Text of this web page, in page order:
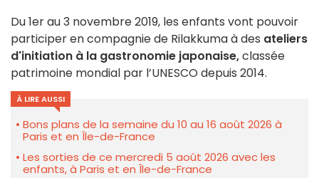
Du 1er au 3 novembre 2019, les enfants vont pouvoir
participer en compagnie de Rilakkuma à des ateliers
d'initiation à la gastronomie japonaise,classée
patrimoine mondial par l’UNESCO depuis 2014.
À LIRE AUSSI
Bons plans de la semaine du 10 au 16 août 2026 à
Paris et en Île-de-France
Les sorties de ce mercredi 5 août 2026 avec les
enfants, à Paris et en Île-de-France